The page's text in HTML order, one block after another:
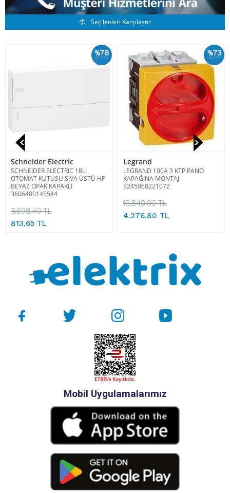
Benzer Ürünler
Seçilenleri Karşılaştır
%78
İskonto
Schneider Electric
SCHNEIDER ELECTRIC 18Lİ
OTOMAT KUTUSU SIVA ÜSTÜ HF
BEYAZ OPAK KAPAKLI
3606480145544
3.698,40 TL
813,65 TL
%73
İskonto
Legrand
LEGRAND 100A 3 KTP PANO
KAPAĞINA MONTAJ
3245060221072
15.840,00 TL
4.276,80 TL
Mobil Uygulamalarımız